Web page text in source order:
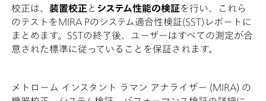
校正は、 装置校正 と システム性能の検証を行い、これら
のテストをMIRA Pのシステム適合性検証(SST)レポートに
まとめます。SSTの終了後、ユーザーはすべての測定が合
意された標準に従っていることを保証されます。
メトローム インスタント ラマン アナライザー (MIRA) の